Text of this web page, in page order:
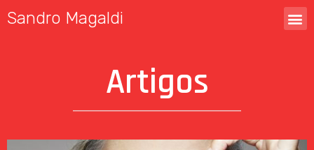
Sandro Magaldi
Artigos